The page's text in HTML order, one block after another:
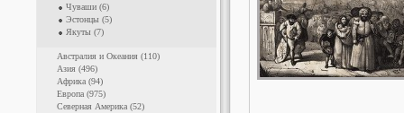
Чуваши (6)
Эстонцы (5)
Якуты (7)
Австралия и Океания (110)
Азия (496)
Африка (94)
Европа (975)
Северная Америка (52)